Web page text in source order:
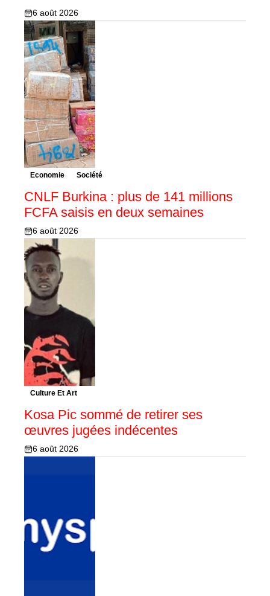
6 août 2026
Economie Société
CNLF Burkina : plus de 141 millions
FCFA saisis en deux semaines
6 août 2026
Culture Et Art
Kosa Pic sommé de retirer ses
œuvres jugées indécentes
6 août 2026